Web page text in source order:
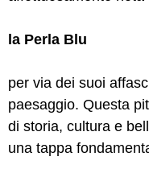
la Perla Blu
per via dei suoi
paesaggio. Questa
di storia, cultura e
una tappa